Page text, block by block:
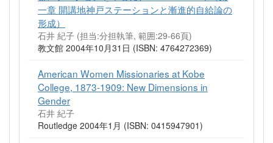
一章 開講地神戸ステーションと漸進的自給論の
形成）
石井 紀子 (担当:分担執筆, 範囲:29-66頁)
教文館 2004年10月31日 (ISBN: 4764272369)
American Women Missionaries at Kobe
College, 1873-1909: New Dimensions in
Gender
石井 紀子
Routledge 2004年1月 (ISBN: 0415947901)